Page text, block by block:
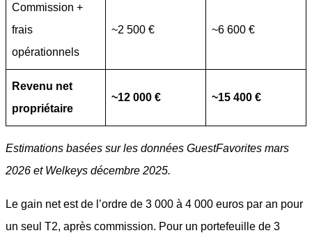
Commission +
frais
opérationnels
~2 500 € ~6 600 €
Revenu net
propriétaire
~12 000 € ~15 400 €
Estimations basées sur les données GuestFavorites mars
2026 et Welkeys décembre 2025.
Le gain net est de l’ordre de 3 000 à 4 000 euros par an pour
un seul T2, après commission. Pour un portefeuille de 3